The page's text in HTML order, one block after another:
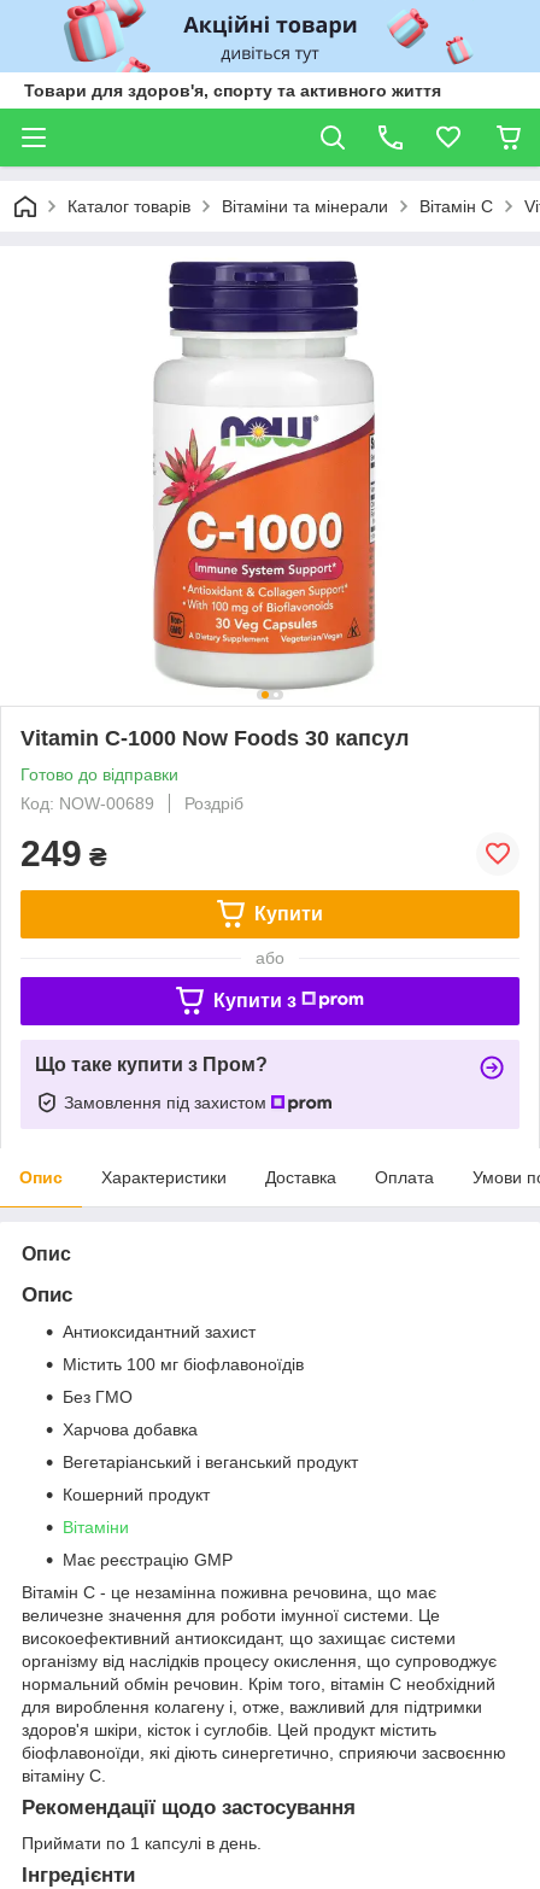
Товари для здоров'я, спорту та активного життя
Каталог товарів Вітаміни та мінерали Вітамін С
Vitamin C-1000 Now Foods 30 капсул
Готово до відправки
Код: NOW-00689
Роздріб
249 ₴
Купити
або
Купити з
Що таке купити з Пром?
Замовлення під захистом
Опис Характеристики Доставка Оплата Умови
Опис
Опис
Антиоксидантний захист
Містить 100 мг біофлавоноїдів
Без ГМО
Харчова добавка
Вегетаріанський і веганський продукт
Кошерний продукт
Вітаміни
Має реєстрацію GMP
Вітамін C - це незамінна поживна речовина, що має
величезне значення для роботи імунної системи. Це
високоефективний антиоксидант, що захищає системи
організму від наслідків процесу окислення, що супроводжує
нормальний обмін речовин. Крім того, вітамін C необхідний
для вироблення колагену і, отже, важливий для підтримки
здоров'я шкіри, кісток і суглобів. Цей продукт містить
біофлавоноїди, які діють синергетично, сприяючи засвоєнню
вітаміну С.
Рекомендації щодо застосування
Приймати по 1 капсулі в день.
Інгредієнти